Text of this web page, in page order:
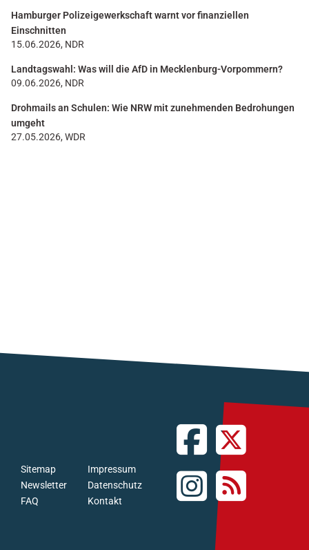
Hamburger Polizeigewerkschaft warnt vor finanziellen
Einschnitten
15.06.2026, NDR
Landtagswahl: Was will die AfD in Mecklenburg-Vorpommern?
09.06.2026, NDR
Drohmails an Schulen: Wie NRW mit zunehmenden Bedrohungen
umgeht
27.05.2026, WDR
FAQ
Newsletter
Sitemap
Kontakt
Datenschutz
Impressum